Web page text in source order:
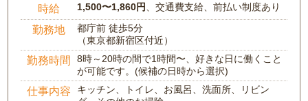
時給 1,500〜1,860円 、交通費支給、前払い制度あり
勤務地
都庁前 徒歩5分
（東京都新宿区付近）
勤務時間
8時～20時の間で1時間〜、好きな日に働くこと
が可能です。(候補の日時から選択)
仕事内容
キッチン、トイレ、お風呂、洗面所、リビン